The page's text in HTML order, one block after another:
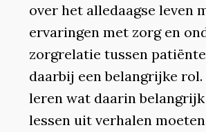
over het alledaagse leven
ervaringen met zorg en
zorgrelatie tussen
daarbij een belangrijke
leren wat daarin
lessen uit verhalen